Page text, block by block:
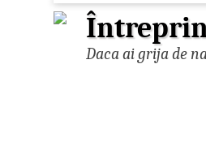
Daca ai grija de